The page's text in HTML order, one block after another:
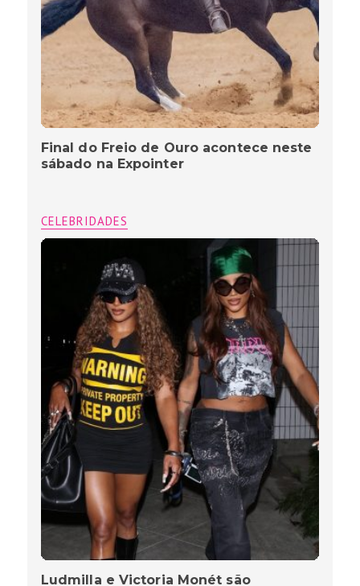
Final do Freio de Ouro acontece neste
sábado na Expointer
CELEBRIDADES
Ludmilla e Victoria Monét são